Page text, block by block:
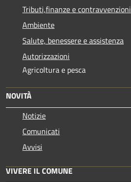
Tributi,finanze e contravvenzioni
Ambiente
Salute, benessere e assistenza
Autorizzazioni
Agricoltura e pesca
NOVITÀ
Notizie
Comunicati
Avvisi
VIVERE IL COMUNE